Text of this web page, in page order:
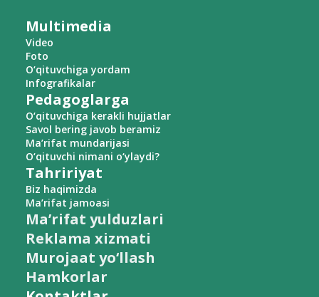
Multimedia
Video
Foto
O‘qituvchiga yordam
Infografikalar
Pedagoglarga
O‘qituvchiga kerakli hujjatlar
Savol bering javob beramiz
Ma’rifat mundarijasi
O‘qituvchi nimani o‘ylaydi?
Tahririyat
Biz haqimizda
Ma’rifat jamoasi
Ma’rifat yulduzlari
Reklama xizmati
Murojaat yo‘llash
Hamkorlar